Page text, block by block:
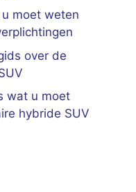
moet weten
over de
wat u moet
hybride SUV